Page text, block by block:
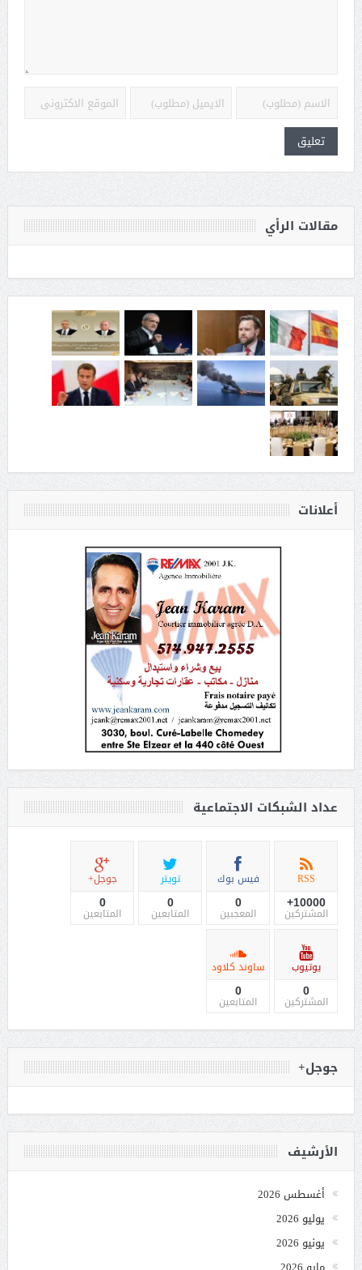
مقالات الرأي
أعلانات
عداد الشبكات الاجتماعية
RSS
10000+
المشتركين
فيس بوك
0
المعجبين
تويتر
0
المتابعين
جوجل+
0
المتابعين
يوتيوب
0
المشتركين
ساوند كلاود
0
المتابعين
جوجل+
الأرشيف
أغسطس 2026
يوليو 2026
يونيو 2026